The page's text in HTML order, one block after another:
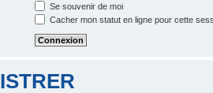
Se souvenir de moi
Cacher mon statut en ligne pour cette